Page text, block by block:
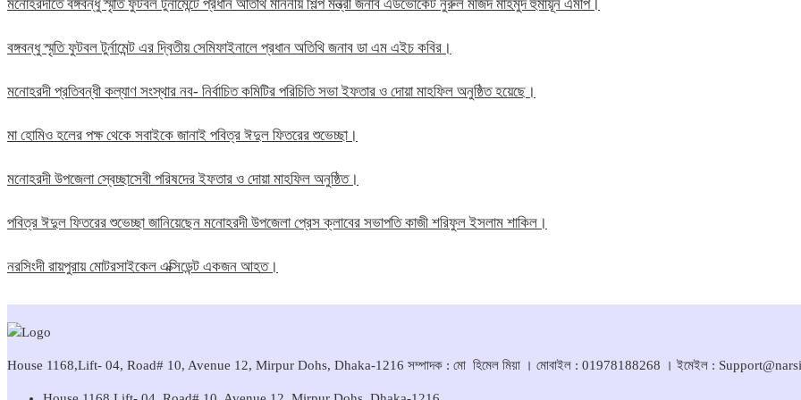
মনোহরদীতে বঙ্গবন্ধু স্মৃতি ফুটবল টুর্নামেন্টে প্রধান অতিথি মাননীয় শিল্প মন্ত্রী জনাব এডভোকেট নুরুল মজিদ মাহমুদ হুমায়ূন এমপি।
বঙ্গবন্ধু স্মৃতি ফুটবল টুর্নামেন্ট এর দ্বিতীয় সেমিফাইনালে প্রধান অতিথি জনাব ডা এম এইচ কবির।
মনোহরদী প্রতিবন্ধী কল্যাণ সংস্থার নব- নির্বাচিত কমিটির পরিচিতি সভা ইফতার ও দোয়া মাহফিল অনুষ্ঠিত হয়েছে।
মা হোমিও হলের পক্ষ থেকে সবাইকে জানাই পবিত্র ঈদুল ফিতরের শুভেচ্ছা।
মনোহরদী উপজেলা স্বেচ্ছাসেবী পরিষদের ইফতার ও দোয়া মাহফিল অনুষ্ঠিত।
পবিত্র ঈদুল ফিতরের শুভেচ্ছা জানিয়েছেন মনোহরদী উপজেলা প্রেস ক্লাবের সভাপতি কাজী শরিফুল ইসলাম শাকিল।
নরসিংদী রায়পুরায় মোটরসাইকেল এক্সিডেন্ট একজন আহত।
House 1168,Lift- 04, Road# 10, Avenue 12, Mirpur Dohs, Dhaka-1216 সম্পাদক : মো হিমেল মিয়া । মোবাইল : 01978188268 । ইমেইল :